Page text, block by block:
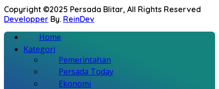
Copyright ©2025 Persada Blitar, All Rights Reserved
Developper By. ReinDev
Home
Kategori
Pemerintahan
Persada Today
Ekonomi